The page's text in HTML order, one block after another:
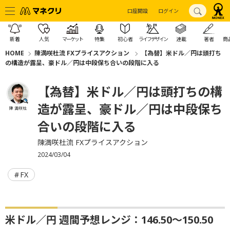
口座開設 ログイン
新着 人気 マーケット 特集 初心者 ライフデザイン 連載 著者 商
HOME 陳満咲杜流 FXプライスアクション
【為替】米ドル／円は頭打ち
の構造が露呈、豪ドル／円は中段保ち合いの段階に入る
陳 満咲杜
【為替】米ドル／円は頭打ちの構
造が露呈、豪ドル／円は中段保ち
合いの段階に入る
陳満咲杜流 FXプライスアクション
2024/03/04
FX
米ドル／円 週間予想レンジ：146.50～150.50